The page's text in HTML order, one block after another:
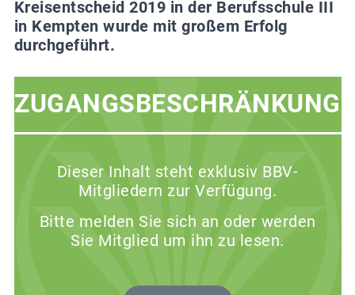
Kreisentscheid 2019 in der Berufsschule III
in Kempten wurde mit großem Erfolg
durchgeführt.
ZUGANGSBESCHRÄNKUNG
Dieser Inhalt steht exklusiv BBV-
Mitgliedern zur Verfügung.
Bitte melden Sie sich an oder werden
Sie Mitglied um ihn zu lesen.